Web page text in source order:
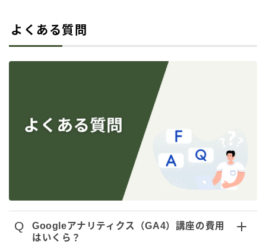
よくある質問
Q
Googleアナリティクス（GA4）講座の費用
はいくら？